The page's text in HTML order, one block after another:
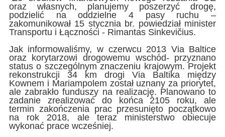
oraz własnych, planujemy poszerzyć drogę,
podzielić na oddzielne 4 pasy ruchu –
zakomunikował 15 stycznia br. powiedział minister
Transportu i Łączności - Rimantas Sinkevičius.
Jak informowaliśmy, w czerwcu 2013 Via Baltice
oraz korytarzowi drogowemu wschód- przyznano
status o szczególnym znaczeniu krajowym. Projekt
rekonstrukcji 34 km drogi Via Baltika między
Kownem i Mariampolem został uznany za priorytet,
ale zabrakło funduszy na realizację. Planowano to
zadanie zrealizować do końca 2105 roku, ale
termin zakończenia prac przesunięto początkowo
na rok 2018, ale teraz ministerstwo obiecuje
wykonać prace wcześniej.